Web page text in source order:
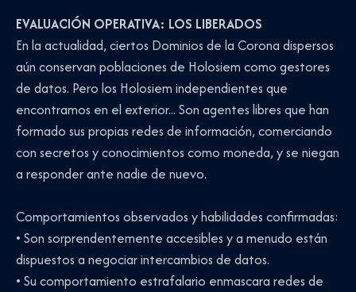
EVALUACIÓN OPERATIVA: LOS LIBERADOS
En la actualidad, ciertos Dominios de la Corona dispersos
aún conservan poblaciones de Holosiem como gestores
de datos. Pero los Holosiem independientes que
encontramos en el exterior... Son agentes libres que han
formado sus propias redes de información, comerciando
con secretos y conocimientos como moneda, y se niegan
a responder ante nadie de nuevo.
Comportamientos observados y habilidades confirmadas:
• Son sorprendentemente accesibles y a menudo están
dispuestos a negociar intercambios de datos.
• Su comportamiento estrafalario enmascara redes de